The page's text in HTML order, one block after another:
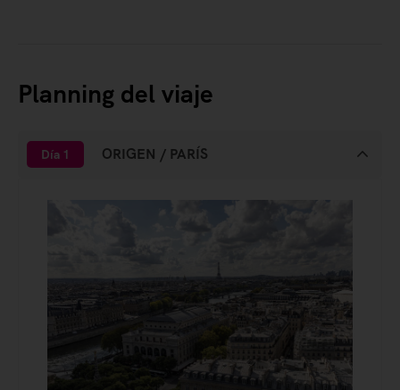
Planning del viaje
Día 1 ORIGEN / PARÍS